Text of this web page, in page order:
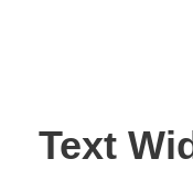
Text